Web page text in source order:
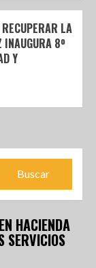
LA
INAUGURA 8º
Y
HACIENDA
SERVICIOS